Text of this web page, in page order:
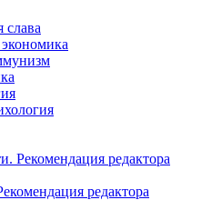
слава
Рекомендация редактора
редактора